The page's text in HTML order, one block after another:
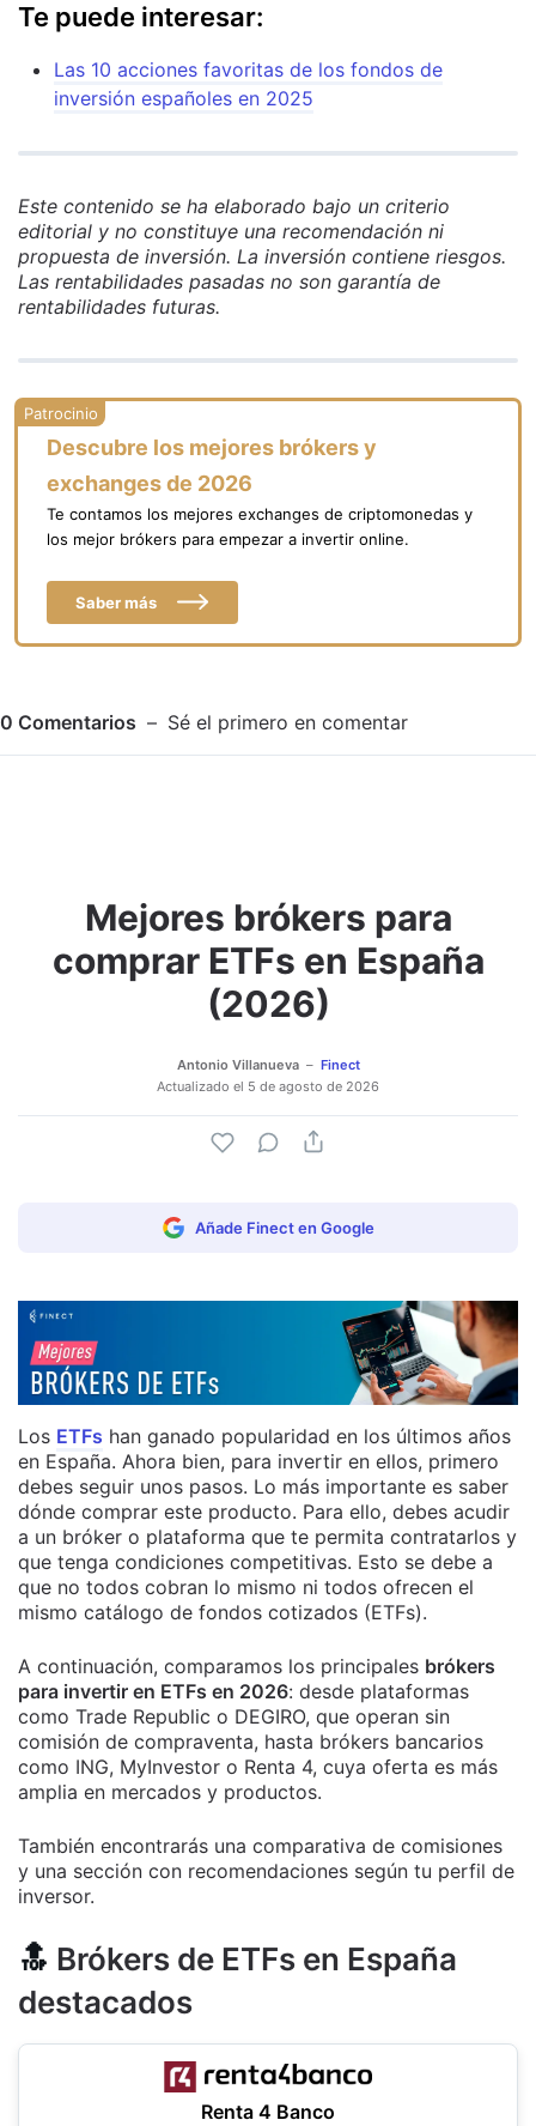
Te puede interesar:
Las 10 acciones favoritas de los fondos de
inversión españoles en 2025
Este contenido se ha elaborado bajo un criterio
editorial y no constituye una recomendación ni
propuesta de inversión. La inversión contiene riesgos.
Las rentabilidades pasadas no son garantía de
rentabilidades futuras.
Descubre los mejores brókers y
exchanges de 2026
Te contamos los mejores exchanges de criptomonedas y
los mejor brókers para empezar a invertir online.
Saber más
0 Comentarios Sé el primero en comentar
Adjuntar imagen Comentar
Mejores brókers para
comprar ETFs en España
(2026)
Antonio Villanueva
Finect
Actualizado el 5 de agosto de 2026
Añade Finect en Google
Los ETFs han ganado popularidad en los últimos años
en España. Ahora bien, para invertir en ellos, primero
debes seguir unos pasos. Lo más importante es saber
dónde comprar este producto. Para ello, debes acudir
a un bróker o plataforma que te permita contratarlos y
que tenga condiciones competitivas. Esto se debe a
que no todos cobran lo mismo ni todos ofrecen el
mismo catálogo de fondos cotizados (ETFs).
A continuación, comparamos los principales brókers
para invertir en ETFs en 2026: desde plataformas
como Trade Republic o DEGIRO, que operan sin
comisión de compraventa, hasta brókers bancarios
como ING, MyInvestor o Renta 4, cuya oferta es más
amplia en mercados y productos.
También encontrarás una comparativa de comisiones
y una sección con recomendaciones según tu perfil de
inversor.
🔝 Brókers de ETFs en España
destacados
Renta 4 Banco